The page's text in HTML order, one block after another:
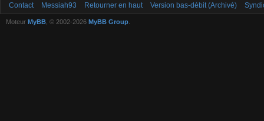
Contact Messiah93 Retourner en haut Version bas-débit (Archivé)
Moteur MyBB , © 2002-2026 MyBB Group